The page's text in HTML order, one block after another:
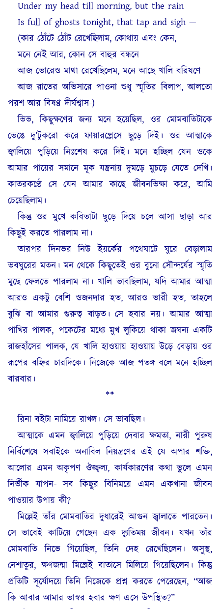
Under my head till morning, but the rain
Is full of ghosts tonight, that tap and sigh —
(কার ঠোঁটে ঠোঁট রেখেছিলাম, কোথায় এবং কেন,
মনে নেই আর, কোন সে বাহুর বন্ধনে
আজ ভোরেও মাথা রেখেছিলেম, মনে আছে খালি বরিষণে
আজ রাতের অভিসারে পাওনা শুধু স্মৃতির বিলাপ, আলতো
পরশ আর বিষণ্ণ দীর্ঘশ্বাস-)
ভিভ, কিছুক্ষণের জন্য মনে হয়েছিল, ওর মোমবাতিটাকে
ভেঙে দু’টুকরো করে ফায়ারপ্লেসে ছুড়ে দিই। ওর আত্মাকে
জ্বালিয়ে পুড়িয়ে নিঃশেষ করে দিই। মনে হচ্ছিল যেন ওকে
আমার পায়ের সমানে মূক যন্ত্রনায় দুমড়ে মুচড়ে যেতে দেখি।
কাতরকণ্ঠে সে যেন আমার কাছে জীবনভিক্ষা করে, আমি
চেয়েছিলাম।
কিন্তু ওর মুখে কবিতাটা ছুড়ে দিয়ে চলে আসা ছাড়া আর
কিছুই করতে পারলাম না।
তারপর দিনভর নিউ ইয়র্কের পথেঘাটে ঘুরে বেড়ালাম
ভবঘুরের মতন। মন থেকে কিছুতেই ওর বুনো সৌন্দর্যের স্মৃতি
মুছে ফেলতে পারলাম না। খালি ভাবছিলাম, যদি আমার আত্মা
আরও একটু বেশি ওজনদার হত, আরও ভারী হত, তাহলে
বুঝি বা আমার গুরুত্ব বাড়ত। সে হবার নয়। আমার আত্মা
পাখির পালক, পকেটের মধ্যে মুখ লুকিয়ে থাকা জঘন্য একটি
রাজহাঁসের পালক, যে খালি হাওয়ায় হাওয়ায় উড়ে বেড়ায় ওর
রূপের বহ্নির চারদিকে। নিজেকে আজ পতঙ্গ বলে মনে হচ্ছিল
বারবার।
**
রিনা বইটা নামিয়ে রাখল। সে ভাবছিল।
আত্মাকে এমন জ্বালিয়ে পুড়িয়ে দেবার ক্ষমতা, নারী পুরুষ
নির্বিশেষে সবাইকে অনাবিল নিয়ন্ত্রণের এই যে অপার শক্তি,
আলোর এমন অকৃপণ ঔজ্জ্বল্য, কার্যকারণের কথা ভুলে এমন
নির্ভীক যাপন- সব কিছুর বিনিময়ে এমন একখানা জীবন
পাওয়ার উপায় কী?
মিল্লেই তাঁর মোমবাতির দুধারেই আগুন জ্বালাতে পারতেন।
সে ভাবেই কাটিয়ে গেছেন এক দ্যুতিময় জীবন। যখন তাঁর
মোমবাতি নিভে গিয়েছিল, তিনি দেহ রেখেছিলেন। অসুস্থ,
নেশাতুর, ক্ষণজন্মা মিল্লেই বাতাসে মিলিয়ে গিয়েছিলেন। কিন্তু
প্রতিটি সূর্যোদয়ে তিনি নিজেকে প্রশ্ন করতে পেরেছেন, “আজ
কি আবার আমার ভাস্বর হবার ক্ষণ এসে উপস্থিত?”